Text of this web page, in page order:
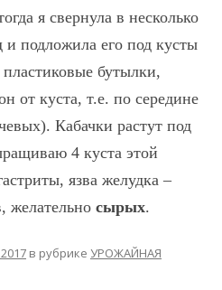
я свернула в несколько
и подложила его под кусты
бутылки,
от куста, т.е. по середине
Кабачки растут под
4 куста этой
язва желудка –
желательно сырых.
в рубрике УРОЖАЙНАЯ